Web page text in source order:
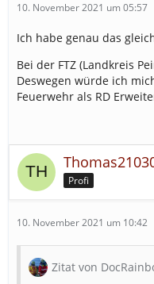
10. November 2021 um 05:57
Ich habe genau das
Bei der FTZ (Landkreis
Deswegen würde ich
Feuerwehr als RD
Profi
10. November 2021 um 10:42
Zitat von